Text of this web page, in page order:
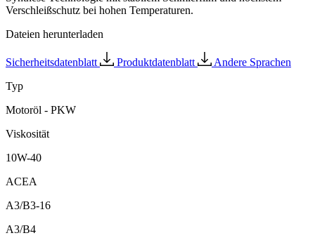
Verschleißschutz bei hohen Temperaturen.
Dateien herunterladen
Sicherheitsdatenblatt Produktdatenblatt
Andere Sprachen
Typ
Motoröl - PKW
Viskosität
10W-40
ACEA
A3/B3-16
A3/B4